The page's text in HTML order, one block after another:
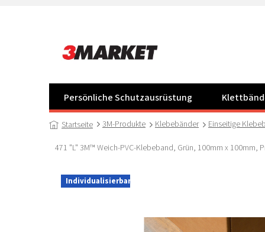
Persönliche Schutzausrüstung
Startseite 3M-Produkte Klebebänder Einseitige
471 "L" 3M™ Weich-PVC-Klebeband, Grün, 100mm x 100mm,
Individualisierbar